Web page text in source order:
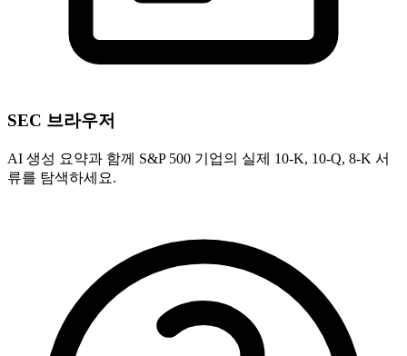
SEC 브라우저
AI 생성 요약과 함께 S&P 500 기업의 실제 10-K, 10-Q, 8-K 서
류를 탐색하세요.